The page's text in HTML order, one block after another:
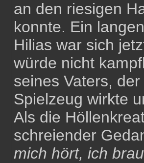
an den riesigen
konnte. Ein
Hilias war sich
würde nicht
seines Vaters,
Spielzeug wirkte
Als die
schreiender
mich hört, ich